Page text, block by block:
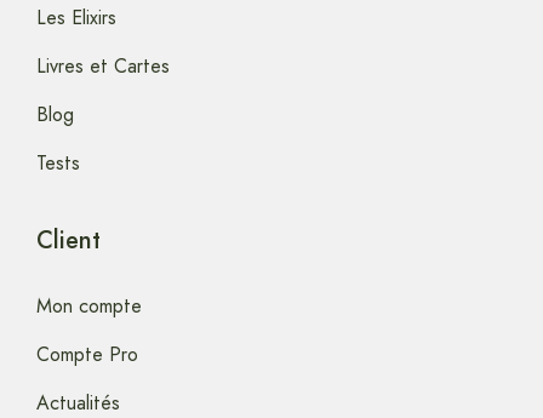
Les Elixirs
Livres et Cartes
Blog
Tests
Client
Mon compte
Compte Pro
Actualités